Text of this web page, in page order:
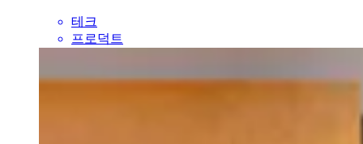
테크
프로덕트